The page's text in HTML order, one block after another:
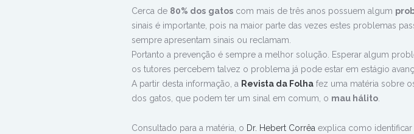
Cerca de 80% dos gatos com mais de três anos possuem algum
sinais é importante, pois na maior parte das vezes estes problemas
sempre apresentam sinais ou reclamam.
Portanto a prevenção é sempre a melhor solução. Esperar algum
os tutores percebem talvez o problema já pode estar em estágio
A partir desta informação, a Revista da Folha fez uma matéria sobre
dos gatos, que podem ter um sinal em comum, o mau hálito.
Consultado para a matéria, o Dr. Hebert Corrêa explica como